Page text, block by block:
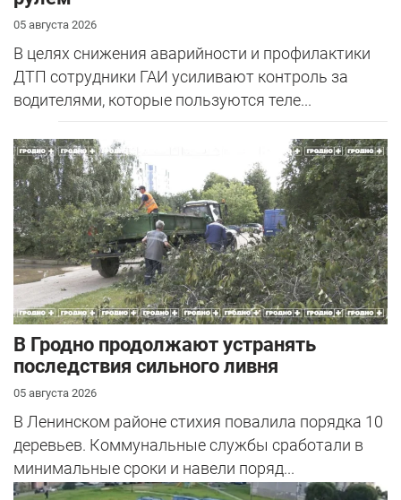
05 августа 2026
В целях снижения аварийности и профилактики
ДТП сотрудники ГАИ усиливают контроль за
водителями, которые пользуются теле...
В Гродно продолжают устранять
последствия сильного ливня
05 августа 2026
В Ленинском районе стихия повалила порядка 10
деревьев. Коммунальные службы сработали в
минимальные сроки и навели поряд...